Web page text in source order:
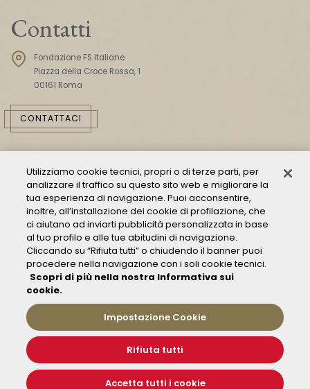
Contatti
Fondazione FS Italiane
Piazza della Croce Rossa, 1
00161 Roma
CONTATTACI
Consulta il Modello 231
Gestione delle segnalazioni - Whistleblowing
Condizioni Generali di Trasporto
Privacy policy
FAQ
© 2019 Fondazione FS Italiane
Informativa sui Cookies
Utilizziamo cookie tecnici, propri o di terze parti, per
analizzare il traffico su questo sito web e migliorare la
tua esperienza di navigazione. Puoi acconsentire,
inoltre, all’installazione dei cookie di profilazione, che
ci aiutano ad inviarti pubblicità personalizzata in base
al tuo profilo e alle tue abitudini di navigazione.
Cliccando su “Rifiuta tutti” o chiudendo il banner puoi
procedere nella navigazione con i soli cookie tecnici.
Scopri di più nella nostra Informativa sui
cookie.
Impostazione Cookie
Rifiuta tutti
Accetta tutti i cookie